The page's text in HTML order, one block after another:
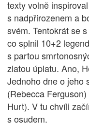
texty volně
s nadpřirozenem a
svém. Tentokrát se
co splnil 10+2
s partou
zlatou úplatu. Ano,
Jednoho dne o jeho
(Rebecca
Hurt). V tu chvíli
s osudem.